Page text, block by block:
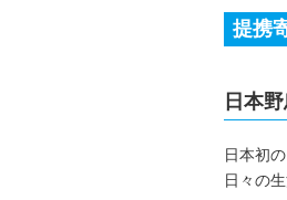
提携
日本
日本初
日々の